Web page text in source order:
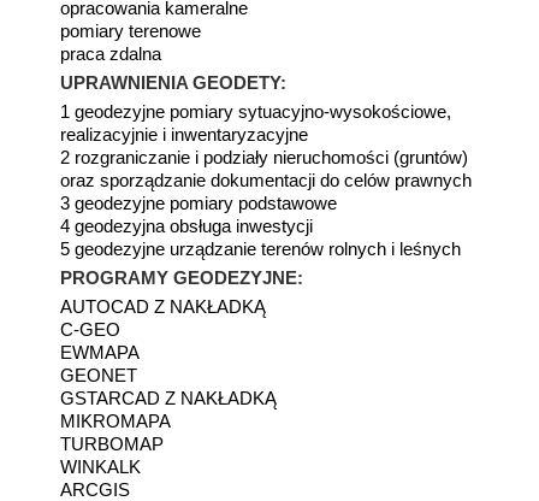
opracowania kameralne
pomiary terenowe
praca zdalna
UPRAWNIENIA GEODETY:
1 geodezyjne pomiary sytuacyjno-wysokościowe,
realizacyjnie i inwentaryzacyjne
2 rozgraniczanie i podziały nieruchomości (gruntów)
oraz sporządzanie dokumentacji do celów prawnych
3 geodezyjne pomiary podstawowe
4 geodezyjna obsługa inwestycji
5 geodezyjne urządzanie terenów rolnych i leśnych
PROGRAMY GEODEZYJNE:
AUTOCAD Z NAKŁADKĄ
C-GEO
EWMAPA
GEONET
GSTARCAD Z NAKŁADKĄ
MIKROMAPA
TURBOMAP
WINKALK
ARCGIS